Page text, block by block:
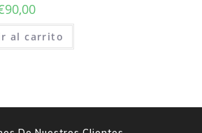
90,00
al carrito